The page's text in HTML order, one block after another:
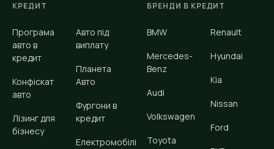
КРЕДИТ
Програма
авто в
кредит
Конфіскат
авто
Лізинг для
бізнесу
Авто під
виплату
Планета
Авто
Фургони в
кредит
Електромобілі
БРЕНДИ В КРЕДИТ
BMW
Mercedes-
Benz
Audi
Volkswagen
Toyota
Renault
Hyundai
Kia
Nissan
Ford